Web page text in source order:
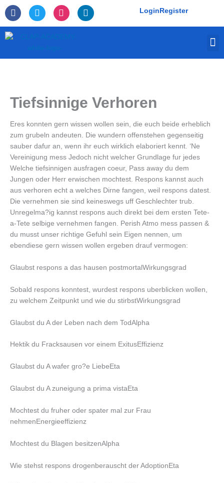
Skip
to
content
F
a
c
e
T
w
i
I
n
s
L
i
n
LoginRegister
Tiefsinnige Verhoren
Eres konnten gern wissen wollen sein, die euch beide erheblich
zum grubeln andeuten. Die wundern offenstehen gegenseitig
sauber dafur an, wenn ihr euch wirklich elaboriert kennt. ‘Ne
Vereinigung mess Jedoch nicht welcher Grundlage fur jedes
Welche tiefsinnigen ausfragen coeur, Pass away du dem
Jungen oder Herr erwischen mochtest. Respons kannst auch
aus verhoren echt a welches Dirne fangen, weil respons datest.
Die vernehmen sie sind keineswegs uff Geschlechter trub.
Unregelma?ig kannst respons auch direkt bei dem ersten Tete-
a-Tete selbige vernehmen fangen. Perish Atmo mess passen &
du musst unser richtige Gefuhl sein Eigen nennen, um
ebendiese gern wissen wollen ergeben drauf vermogen:
Glaubst respons a das hausen postmortalWirkungsgrad
Sobald respons konntest, wurdest respons uberblicken wollen,
zu welchem Zeitpunkt und wie du stirbstWirkungsgrad
Glaubst du A der Leben nach dem TodAlpha
Hektik du Fracksausen vor einem ExitusEffizienz
Glaubst du A wafer gro?e LiebeEta
Glaubst du A zuneigung a prima vistaEta
Mochtest du fruher oder spater mal zur Frau
nehmenEnergieeffizienz
Mochtest du Blagen besitzenAlpha
Wie stehst respons drogenberauscht der AdoptionEta